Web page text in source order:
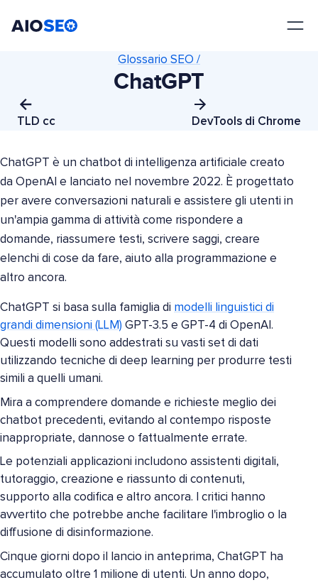
TLD cc
Glossario SEO /
ChatGPT
DevTools di Chrome
ChatGPT è un chatbot di intelligenza artificiale creato
da OpenAI e lanciato nel novembre 2022. È progettato
per avere conversazioni naturali e assistere gli utenti in
un'ampia gamma di attività come rispondere a
domande, riassumere testi, scrivere saggi, creare
elenchi di cose da fare, aiuto alla programmazione e
altro ancora.
ChatGPT si basa sulla famiglia di modelli linguistici di
grandi dimensioni (LLM) GPT-3.5 e GPT-4 di OpenAI.
Questi modelli sono addestrati su vasti set di dati
utilizzando tecniche di deep learning per produrre testi
simili a quelli umani.
Mira a comprendere domande e richieste meglio dei
chatbot precedenti, evitando al contempo risposte
inappropriate, dannose o fattualmente errate.
Le potenziali applicazioni includono assistenti digitali,
tutoraggio, creazione e riassunto di contenuti,
supporto alla codifica e altro ancora. I critici hanno
avvertito che potrebbe anche facilitare l'imbroglio o la
diffusione di disinformazione.
Cinque giorni dopo il lancio in anteprima, ChatGPT ha
accumulato oltre 1 milione di utenti. Un anno dopo,